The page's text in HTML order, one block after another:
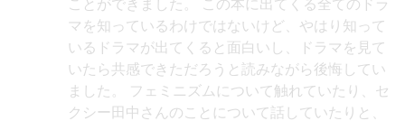
ことができました。 この本に出てくる全てのドラ
マを知っているわけではないけど、やはり知って
いるドラマが出てくると面白いし、ドラマを見て
いたら共感できただろうと読みながら後悔してい
ました。 フェミニズムについて触れていたり、セ
クシー田中さんのことについて話していたりと、